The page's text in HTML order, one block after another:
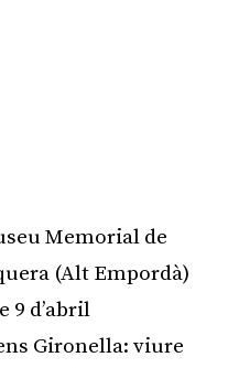
Memorial de
(Alt Empordà)
9 d’abril
Gironella: viure